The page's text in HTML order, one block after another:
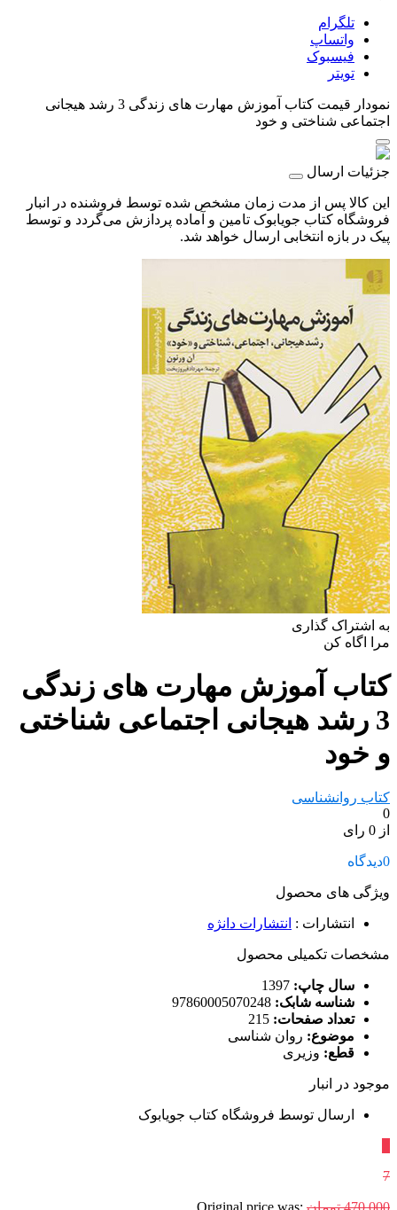
تلگرام
واتساپ
فیسبوک
تویتر
نمودار قیمت
کتاب آموزش مهارت های زندگی 3 رشد هیجانی
اجتماعی شناختی و خود
جزئیات ارسال
این کالا پس از مدت زمان مشخص شده توسط فروشنده در انبار
فروشگاه کتاب جویابوک تامین و آماده پردازش می‌گردد و توسط
پیک در بازه انتخابی ارسال خواهد شد.
به اشتراک گذاری
مرا اگاه کن
کتاب آموزش مهارت های زندگی
3 رشد هیجانی اجتماعی شناختی
و خود
کتاب روانشناسی
0
از 0 رای
0دیدگاه
ویژگی های محصول
انتشارات : انتشارات دانژه
مشخصات تکمیلی محصول
سال چاپ:
شناسه شابک:
تعداد صفحات:
موضوع: روان شناسی
قطع: وزیری
موجود در انبار
ارسال توسط فروشگاه کتاب جویابوک
7